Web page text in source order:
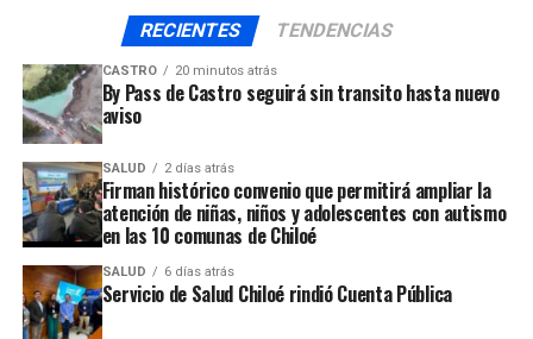
Efectivos de la Interpol detuvieron en Castro a
traficante internacional
NO TE PIERDAS
Tragedia se desató el día sábado en la carretera entre
Castro y Chonchi
RECIENTES TENDENCIAS
CASTRO 20 minutos atrás
By Pass de Castro seguirá sin transito hasta nuevo
aviso
SALUD 2 días atrás
Firman histórico convenio que permitirá ampliar la
atención de niñas, niños y adolescentes con autismo
en las 10 comunas de Chiloé
SALUD 6 días atrás
Servicio de Salud Chiloé rindió Cuenta Pública